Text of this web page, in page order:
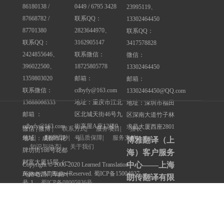
86180138 /
87668782 /
87701380
联系QQ：
2424855646、
396022500、
1359803020
联系微信：
13688066333
邮箱 ：
cdbyfy@163.com
地址 ：成都市花
牌坊街168号花都
财富大厦15层（一
环路老西门车站十
0449 / 6795 3428
联系QQ：
2823644970、
3162905147
联系微信：
18725805778
邮箱：
cdbyfy@163.com
地址：重庆市江北
区北城天街46号九
街高屋A座12楼9
号
23995119、
13302464450
联系QQ：
3417578828
微信：
13302464450
邮箱：
13302464450@QQ.com
地址：深圳市福田
区深南大道竹子林
求是大厦西座2801
博雅翻译（上
海）客户服务
中心——上海
朗传翻译有限
微信 | 微博 | 联系方式| 服务项目
擅长
领域| 翻译语种| 品质保障 服务支持|
知识与动态| 关于我们
Copyright © 2000-2020 Learned Translation
Agency, All Rights Reserved. 蜀ICP备15004027
号-1
蜀ICP备08005936号